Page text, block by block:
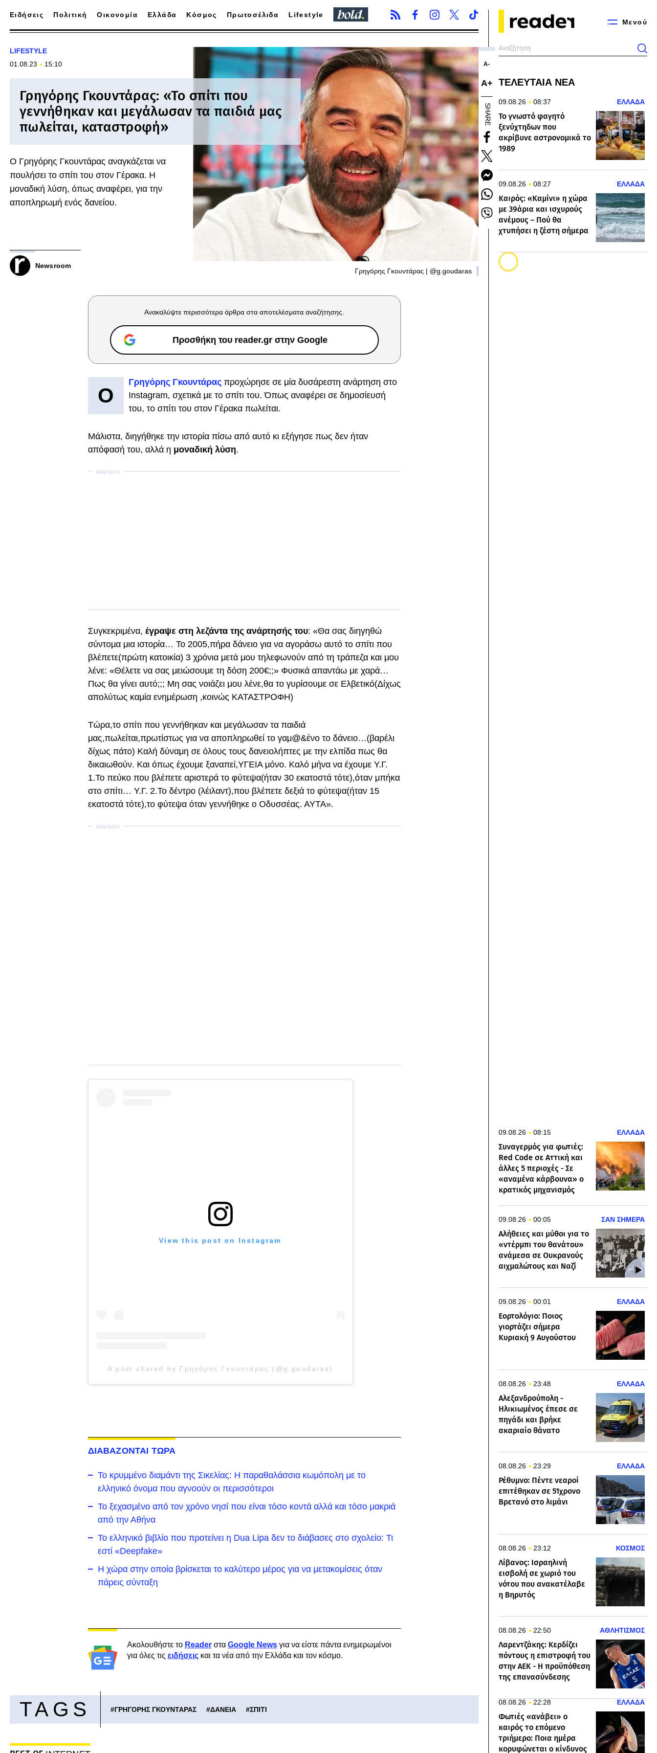
Μενού
Ειδήσεις Πολιτική Οικονομία Ελλάδα Κόσμος Πρωτοσέλιδα Lifestyle
LIFESTYLE
01.08.23
15:10
Γρηγόρης Γκουντάρας: «Το σπίτι που
γεννήθηκαν και μεγάλωσαν τα παιδιά μας
πωλείται, καταστροφή»
Ο Γρηγόρης Γκουντάρας αναγκάζεται να
πουλήσει το σπίτι του στον Γέρακα. Η
μοναδική λύση, όπως αναφέρει, για την
αποπληρωμή ενός δανείου.
Newsroom
Γρηγόρης Γκουντάρας | @g.goudaras
Α-
Α+
SHARE
Ανακαλύψτε περισσότερα άρθρα στα αποτελέσματα αναζήτησης.
Προσθήκη του reader.gr στην Google
Ο
Γρηγόρης Γκουντάραςπροχώρησε σε μία δυσάρεστη ανάρτηση στο
Instagram, σχετικά με το σπίτι του. Όπως αναφέρει σε δημοσίευσή
του, το σπίτι του στον Γέρακα πωλείται.
Μάλιστα, διηγήθηκε την ιστορία πίσω από αυτό κι εξήγησε πως δεν ήταν
απόφασή του, αλλά η μοναδική λύση.
Συγκεκριμένα, έγραψε στη λεζάντα της ανάρτησής του: «Θα σας διηγηθώ
σύντομα μια ιστορία… Το 2005,πήρα δάνειο για να αγοράσω αυτό το σπίτι που
βλέπετε(πρώτη κατοικία) 3 χρόνια μετά μου τηλεφωνούν από τη τράπεζα και μου
λένε: «Θέλετε να σας μειώσουμε τη δόση 200€;;» Φυσικά απαντάω με χαρά…
Πως θα γίνει αυτό;;; Μη σας νοιάζει μου λένε,θα το γυρίσουμε σε Ελβετικό(Δίχως
απολύτως καμία ενημέρωση ,κοινώς ΚΑΤΑΣΤΡΟΦΗ)
Τώρα,το σπίτι που γεννήθηκαν και μεγάλωσαν τα παιδιά
μας,πωλείται,πρωτίστως για να αποπληρωθεί το γαμ@&ένο το δάνειο…(βαρέλι
δίχως πάτο) Καλή δύναμη σε όλους τους δανειολήπτες με την ελπίδα πως θα
δικαιωθούν. Και όπως έχουμε ξαναπεί,ΥΓΕΙΑ μόνο. Καλό μήνα να έχουμε Υ.Γ.
1.Το πεύκο που βλέπετε αριστερά το φύτεψα(ήταν 30 εκατοστά τότε),όταν μπήκα
στο σπίτι… Υ.Γ. 2.Το δέντρο (λέιλαντ),που βλέπετε δεξιά το φύτεψα(ήταν 15
εκατοστά τότε),το φύτεψα όταν γεννήθηκε ο Οδυσσέας. ΑΥΤΑ».
View this post on Instagram
A post shared by Γρηγόρης Γκουντάρας (@g.goudaras)
ΔΙΑΒΑΖΟΝΤΑΙ ΤΩΡΑ
Το κρυμμένο διαμάντι της Σικελίας: Η παραθαλάσσια κωμόπολη με το
ελληνικό όνομα που αγνοούν οι περισσότεροι
To ξεχασμένο από τον χρόνο νησί που είναι τόσο κοντά αλλά και τόσο μακριά
από την Αθήνα
Το ελληνικό βιβλίο που προτείνει η Dua Lipa δεν το διάβασες στο σχολείο: Τι
εστί «Deepfake»
Η χώρα στην οποία βρίσκεται το καλύτερο μέρος για να μετακομίσεις όταν
πάρεις σύνταξη
Ακολουθήστε το Readerστα Google Newsγια να είστε πάντα ενημερωμένοι
για όλες τις ειδήσειςκαι τα νέα από την Ελλάδα και τον κόσμο.
TAGS #ΓΡΗΓΟΡΗΣ ΓΚΟΥΝΤΑΡΑΣ #ΔΑΝΕΙΑ #ΣΠΙΤΙ
ΤΕΛΕΥΤΑΙΑ ΝΕΑ
09.08.26 08:37 ΕΛΛΑΔΑ
Το γνωστό φαγητό
ξενύχτηδων που
ακρίβυνε αστρονομικά το
1989
09.08.26 08:27 ΕΛΛΑΔΑ
Καιρός: «Καμίνι» η χώρα
με 39άρια και ισχυρούς
ανέμους – Πού θα
χτυπήσει η ζέστη σήμερα
09.08.26 08:15 ΕΛΛΑΔΑ
Συναγερμός για φωτιές:
Red Code σε Αττική και
άλλες 5 περιοχές - Σε
«αναμένα κάρβουνα» ο
κρατικός μηχανισμός
09.08.26 00:05 ΣΑΝ ΣΗΜΕΡΑ
Αλήθειες και μύθοι για το
«ντέρμπι του θανάτου»
ανάμεσα σε Ουκρανούς
αιχμαλώτους και Ναζί
09.08.26 00:01 ΕΛΛΑΔΑ
Εορτολόγιο: Ποιος
γιορτάζει σήμερα
Κυριακή 9 Αυγούστου
08.08.26 23:48 ΕΛΛΑΔΑ
Αλεξανδρούπολη -
Ηλικιωμένος έπεσε σε
πηγάδι και βρήκε
ακαριαίο θάνατο
08.08.26 23:29 ΕΛΛΑΔΑ
Ρέθυμνο: Πέντε νεαροί
επιτέθηκαν σε 51χρονο
Βρετανό στο λιμάνι
08.08.26 23:12 ΚΟΣΜΟΣ
Λίβανος: Ισραηλινή
εισβολή σε χωριό του
νότου που ανακατέλαβε
η Βηρυτός
08.08.26 22:50 ΑΘΛΗΤΙΣΜΟΣ
Λαρεντζάκης: Κερδίζει
πόντους η επιστροφή του
στην ΑΕΚ - Η προϋπόθεση
της επανασύνδεσης
08.08.26 22:28 ΕΛΛΑΔΑ
Φωτιές «ανάβει» ο
καιρός το επόμενο
τριήμερο: Ποια ημέρα
κορυφώνεται ο κίνδυνος